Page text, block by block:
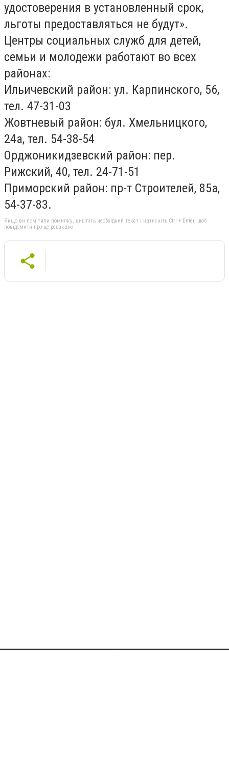
удостоверения в установленный срок,
льготы предоставляться не будут».
Центры социальных служб для детей,
семьи и молодежи работают во всех
районах:
Ильичевский район: ул. Карпинского, 56,
тел. 47-31-03
Жовтневый район: бул. Хмельницкого,
24а, тел. 54-38-54
Орджоникидзевский район: пер.
Рижский, 40, тел. 24-71-51
Приморский район: пр-т Строителей, 85а,
54-37-83.
Якщо ви помітили помилку, виділіть необхідний текст і натисніть Ctrl + Enter, щоб
повідомити про це редакцію